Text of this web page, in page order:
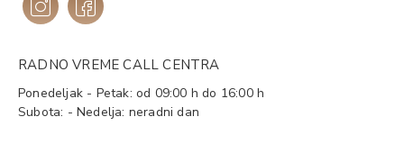
RADNO VREME CALL CENTRA
Ponedeljak - Petak: od 09:00 h do 16:00 h
Subota: - Nedelja: neradni dan